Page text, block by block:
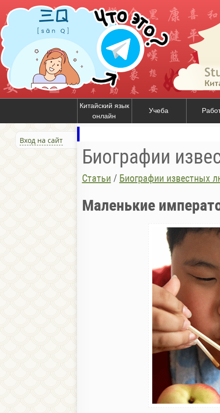
Китайский язык
онлайн
Учеба
Вход на сайт
Биографии
Статьи / Биографии известных
Маленькие